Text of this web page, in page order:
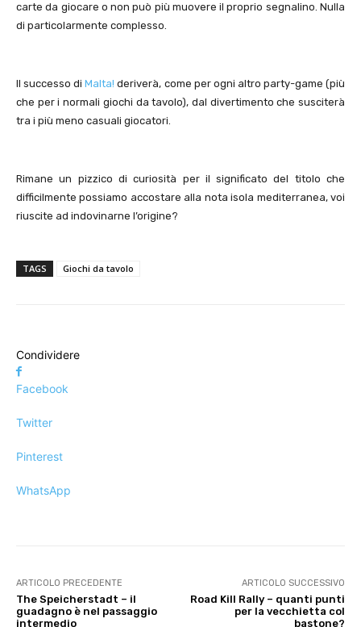
carte da giocare o non può più muovere il proprio segnalino. Nulla
di particolarmente complesso.
Il successo diMalta! deriverà, come per ogni altro party-game (più
che per i normali giochi da tavolo), dal divertimento che susciterà
tra i più meno casuali giocatori.
Rimane un pizzico di curiosità per il significato del titolo che
difficilmente possiamo accostare alla nota isola mediterranea, voi
riuscite ad indovinarne l’origine?
TAGS Giochi da tavolo
Condividere
Facebook
Twitter
Pinterest
WhatsApp
ARTICOLO PRECEDENTE
The Speicherstadt – il
guadagno è nel passaggio
intermedio
ARTICOLO SUCCESSIVO
Road Kill Rally – quanti punti
per la vecchietta col
bastone?